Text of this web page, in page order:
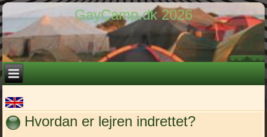
GayCamp.dk 2026
Hvordan er lejren indrettet?